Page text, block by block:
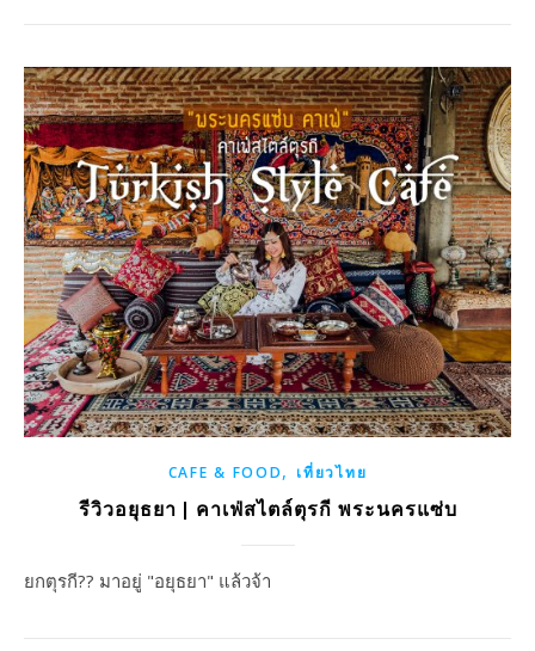
CAFE & FOOD, เที่ยวไทย
รีวิวอยุธยา | คาเฟ่สไตล์ตุรกี พระนครแซ่บ
ยกตุรกี?? มาอยู่ "อยุธยา" แล้วจ้า